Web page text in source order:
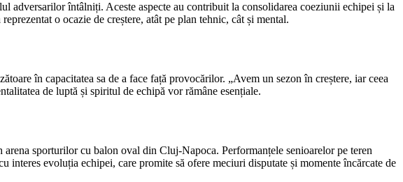
adversarilor întâlniți. Aceste aspecte au contribuit la consolidarea coeziunii echipei și la
o ocazie de creștere, atât pe plan tehnic, cât și mental.
în capacitatea sa de a face față provocărilor. „Avem un sezon în creștere, iar ceea
de luptă și spiritul de echipă vor rămâne esențiale.
sporturilor cu balon oval din Cluj-Napoca. Performanțele senioarelor pe teren
evoluția echipei, care promite să ofere meciuri disputate și momente încărcate de